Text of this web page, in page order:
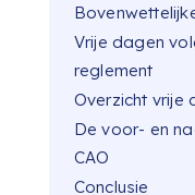
Vrije dagen
reglement
Overzicht vrije
De voor- en
CAO
Conclusie